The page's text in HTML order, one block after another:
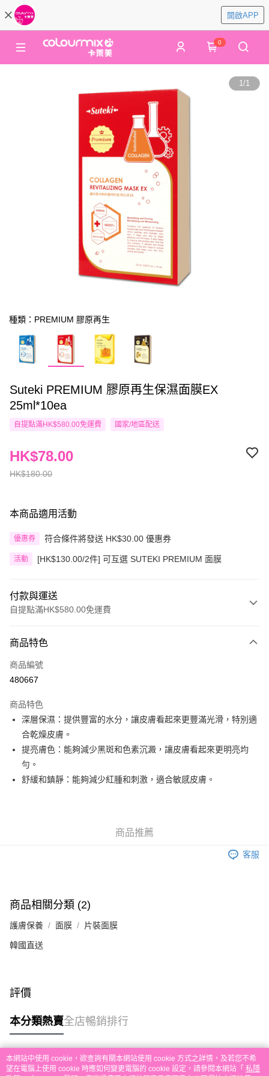
開啟APP
0
1/1
種類：PREMIUM 膠原再生
Suteki PREMIUM 膠原再生保濕面膜EX
25ml*10ea
自提點滿HK$580.00免運費 國家/地區配送
HK$180.00
HK$78.00
本商品適用活動
優惠券 符合條件將發送 HK$30.00 優惠券
活動 [HK$130.00/2件] 可互選 SUTEKI PREMIUM 面膜
付款與運送
自提點滿HK$580.00免運費
信用卡
Apple Pay
AlipayHK
PayMe
WeChat Pay
其他轉帳方式
單。 如果訂購後七個工作天內我們未能收到有關存款，有關訂單將被取消。
每筆HK$30.00，滿HK$580.00或以上免運費
本地配送
每筆HK$30.00，滿HK$580.00或以上免運費
其他地區配送
商品特色
商品編號
480667
商品特色
深層保濕：提供豐富的水分，讓皮膚看起來更豐滿光滑，特別適
合乾燥皮膚。
提亮膚色：能夠減少黑斑和色素沉澱，讓皮膚看起來更明亮均
勻。
舒緩和鎮靜：能夠減少紅腫和刺激，適合敏感皮膚。
商品推薦
客服
商品相關分類 (2)
護膚保養 面膜 片裝面膜
韓國直送
評價
本分類熱賣全店暢銷排行
熱門標籤
本網站中使用 cookie，欲查詢有關本網站使用 cookie 方式之詳情，及若您不希
望在電腦上使用 cookie 時應如何變更電腦的 cookie 設定，請參閱本網站「 私隱